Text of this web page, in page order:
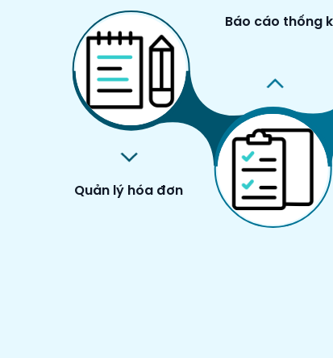
Quản lý hóa đơn
Báo cáo thống